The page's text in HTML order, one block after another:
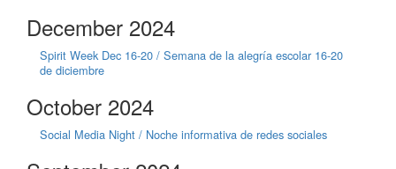
December 2024
Spirit Week Dec 16-20 / Semana de la alegría escolar 16-20
de diciembre
October 2024
Social Media Night / Noche informativa de redes sociales